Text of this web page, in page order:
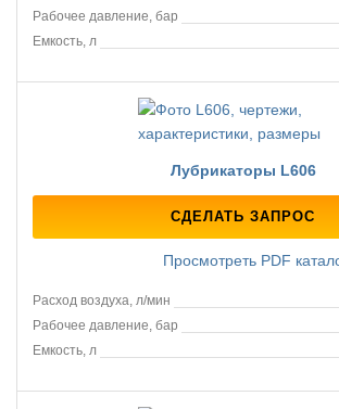
Рабочее давление, бар
Емкость, л
Лубрикаторы L606
СДЕЛАТЬ ЗАПРОС
Просмотреть PDF
Расход воздуха, л/мин
Рабочее давление, бар
Емкость, л